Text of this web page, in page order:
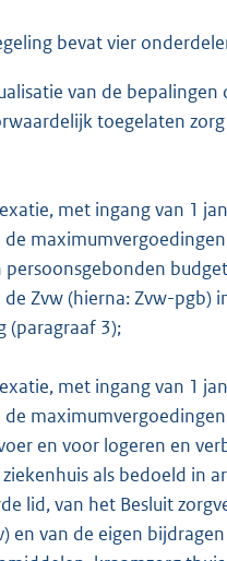
bevat vier
van de
toegelaten
met ingang van 1
de
persoonsgebonden
de Zvw (hierna: Zvw-pgb)
(paragraaf 3);
met ingang van 1
de
en voor logeren en
als bedoeld in
lid, van het Besluit
en van de eigen